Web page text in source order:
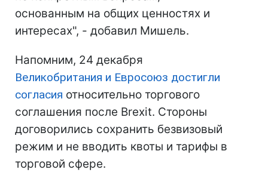
основанным на общих ценностях и
интересах", - добавил Мишель.
Напомним, 24 декабря
Великобритания и Евросоюз достигли
согласия относительно торгового
соглашения после Brexit. Стороны
договорились сохранить безвизовый
режим и не вводить квоты и тарифы в
торговой сфере.